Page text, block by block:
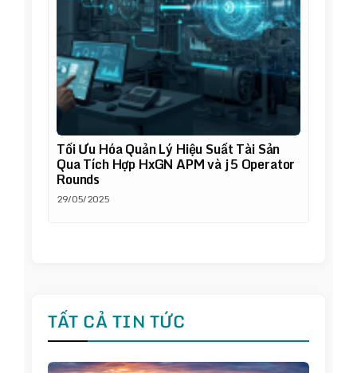
Tối Ưu Hóa Quản Lý Hiệu Suất Tài Sản
Qua Tích Hợp HxGN APM và j5 Operator
Rounds
29/05/2025
TẤT CẢ TIN TỨC